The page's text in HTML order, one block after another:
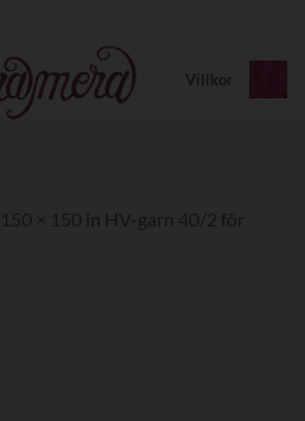
Villkor
150 × 150 in HV-garn 40/2 för